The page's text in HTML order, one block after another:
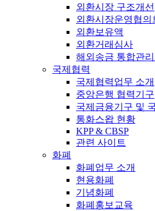
외환시장 구조개선
외환시장운영협의
외환보유액
외환거래심사
해외송금 통합관
국제협력
국제협력업무 소개
중앙은행 협력기구
국제금융기구 및
통화스왑 현황
KPP & CBSP
관련 사이트
화폐
화폐업무 소개
현용화폐
기념화폐
화폐홍보교육